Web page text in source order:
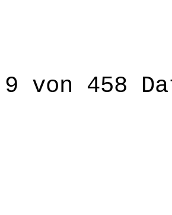
9 von 458